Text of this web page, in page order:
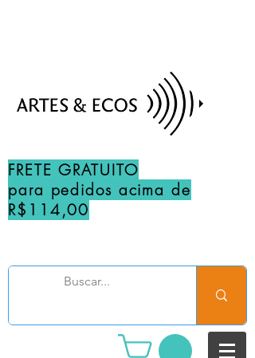
FRETE GRATUITO
para pedidos acima de
R$114,00